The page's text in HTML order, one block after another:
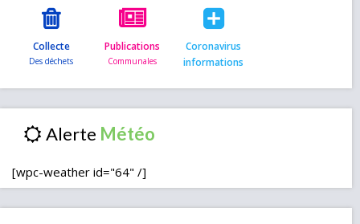
Collecte Publications
Coronavirus
informations
Alerte
[wpc-weather id="64" /]